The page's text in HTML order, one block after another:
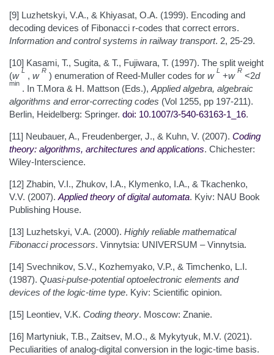
[9] Luzhetskyi, V.A., & Khiyasat, O.A. (1999). Encoding and
decoding devices of Fibonacci r-codes that correct errors.
Information and control systems in railway transport. 2, 25-29.
[10] Kasami, T., Sugita, & T., Fujiwara, T. (1997). The split weight
(w L , w R ) enumeration of Reed-Muller codes for w L +w R <2d
min . In T.Mora & H. Mattson (Eds.), Applied algebra, algebraic
algorithms and error-correcting codes (Vol 1255, pp 197-211).
Berlin, Heidelberg: Springer. doi: 10.1007/3-540-63163-1_16.
[11] Neubauer, A., Freudenberger, J., & Kuhn, V. (2007). Coding
theory: algorithms, architectures and applications. Chichester:
Wiley-Interscience.
[12] Zhabin, V.I., Zhukov, I.A., Klymenko, I.A., & Tkachenko,
V.V. (2007). Applied theory of digital automata. Kyiv: NAU Book
Publishing House.
[13] Luzhetskyi, V.A. (2000). Highly reliable mathematical
Fibonacci processors. Vinnytsia: UNIVERSUM – Vinnytsia.
[14] Svechnikov, S.V., Kozhemyako, V.P., & Timchenko, L.I.
(1987). Quasi-pulse-potential optoelectronic elements and
devices of the logic-time type. Kyiv: Scientific opinion.
[15] Leontiev, V.K. Coding theory. Moscow: Znanie.
[16] Martyniuk, T.B., Zaitsev, M.O., & Mykytyuk, M.V. (2021).
Peculiarities of analog-digital conversion in the logic-time basis.